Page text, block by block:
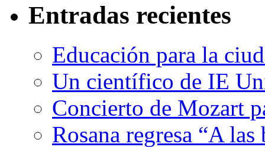
Entradas recientes
Educación para la
Un científico de IE
Concierto de Mozart
Rosana regresa “A